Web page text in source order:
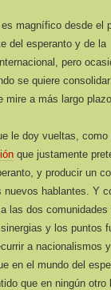
magnífico desde el
del esperanto y de la
pero
se quiere
mire a más largo
le doy vueltas, como
que justamente
y producir un
nuevos hablantes. Y
las dos comunidades
y los puntos
a nacionalismos y
en el mundo del
que en ningún otro